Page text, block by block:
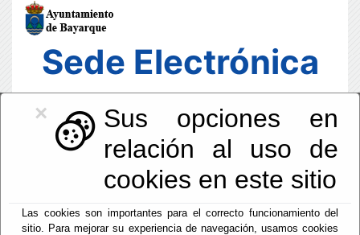
×
Sus opciones en
relación al uso de
cookies en este sitio
Las cookies son importantes para el correcto funcionamiento del
sitio. Para mejorar su experiencia de navegación, usamos cookies
Sede Electrónica